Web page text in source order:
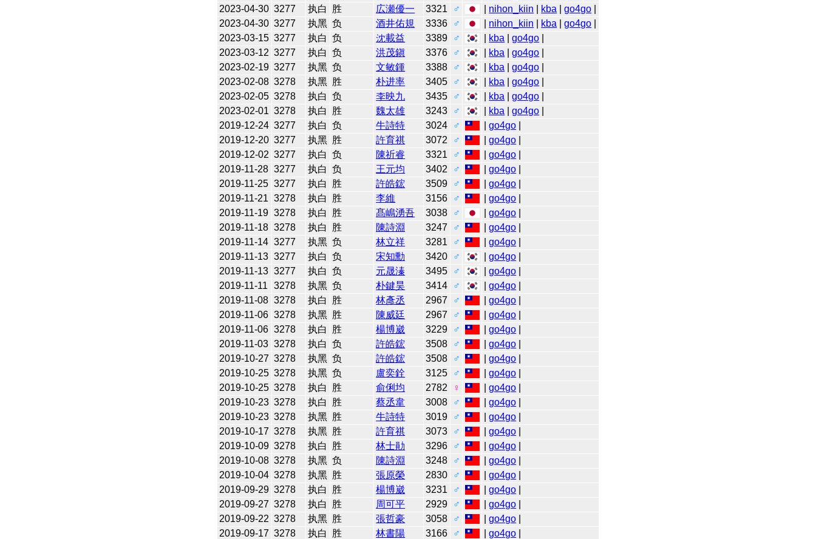
2023-04-30 3277 执白 胜 広瀬優一 3321 ♂ nihon_kiin kba |go4go
2023-04-30 3277 执黑 负 酒井佑規 3336 ♂ nihon_kiin kba |go4go
2023-03-15 3277 执白 负 沈載益 3389 ♂ kba |go4go
2023-03-12 3277 执白 负 洪茂鎭 3376 ♂ kba |go4go
2023-02-19 3277 执黑 负 文敏鍾 3388 ♂ kba |go4go
2023-02-08 3278 执黑 胜 朴进率 3405 ♂ kba |go4go
2023-02-05 3278 执白 负 李映九 3435 ♂ kba |go4go
2023-02-01 3278 执白 胜 魏太雄 3243 ♂ kba |go4go
2019-12-24 3277 执白 负 牛詩特 3024 ♂ |go4go
2019-12-20 3277 执黑 胜 許育祺 3072 ♂ |go4go
2019-12-02 3277 执白 负 陳祈睿 3321 ♂ |go4go
2019-11-28 3277 执白 负 王元均 3402 ♂ |go4go
2019-11-25 3277 执白 胜 許皓鋐 3509 ♂ |go4go
2019-11-21 3278 执白 胜 李維 3156 ♂ |go4go
2019-11-19 3278 执白 胜 髙嶋湧吾 3038 ♂ |go4go
2019-11-18 3278 执白 胜 陳詩淵 3247 ♂ |go4go
2019-11-14 3277 执黑 负 林立祥 3281 ♂ |go4go
2019-11-13 3277 执白 负 宋知勳 3420 ♂ |go4go
2019-11-13 3277 执白 负 元晟溱 3495 ♂ |go4go
2019-11-11
3278 执黑 负 朴鍵昊 3414 ♂ |go4go
2019-11-08 3278 执白 胜 林彥丞 2967 ♂ |go4go
2019-11-06 3278 执黑 胜 陳威廷 2967 ♂ |go4go
2019-11-06 3278 执白 胜 楊博崴 3229 ♂ |go4go
2019-11-03 3278 执白 负 許皓鋐 3508 ♂ |go4go
2019-10-27 3278 执黑 负 許皓鋐 3508 ♂ |go4go
2019-10-25 3278 执黑 负 盧奕銓 3125 ♂ |go4go
2019-10-25 3278 执白 胜 俞俐均 2782 ♀ |go4go
2019-10-23 3278 执白 胜 蔡丞韋 3008 ♂ |go4go
2019-10-23 3278 执黑 胜 牛詩特 3019 ♂ |go4go
2019-10-17 3278 执黑 胜 許育祺 3073 ♂ |go4go
2019-10-09 3278 执白 胜 林士勛 3296 ♂ |go4go
2019-10-08 3278 执黑 负 陳詩淵 3248 ♂ |go4go
2019-10-04 3278 执黑 胜 張原榮 2830 ♂ |go4go
2019-09-29 3278 执白 胜 楊博崴 3231 ♂ |go4go
2019-09-27 3278 执白 胜 周可平 2929 ♂ |go4go
2019-09-22 3278 执黑 胜 張哲豪 3058 ♂ |go4go
2019-09-17 3278 执白 胜 林書陽 3166 ♂ |go4go